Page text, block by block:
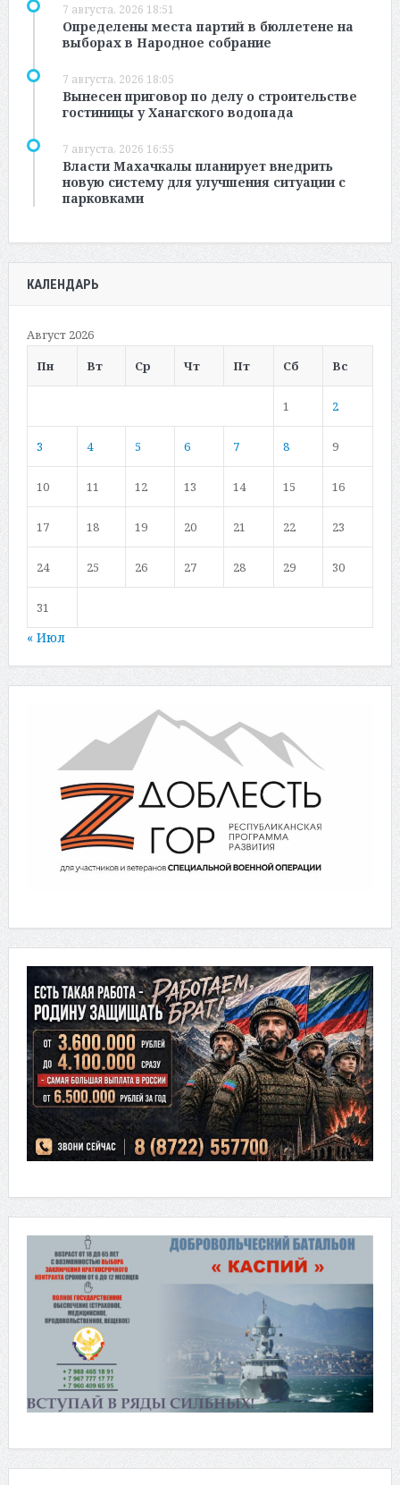
7 августа, 2026 18:51
Определены места партий в бюллетене на
выборах в Народное собрание
7 августа, 2026 18:05
Вынесен приговор по делу о строительстве
гостиницы у Ханагского водопада
7 августа, 2026 16:55
Власти Махачкалы планирует внедрить
новую систему для улучшения ситуации с
парковками
КАЛЕНДАРЬ
Август 2026
Пн
Вт Ср Чт Пт Сб Вс
1 2
3 4 5 6 7 8 9
10 11 12 13 14 15 16
17 18 19 20 21 22 23
24 25 26 27 28 29 30
31
« Июл